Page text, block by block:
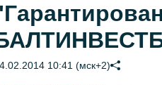
10:41 (мск+2)